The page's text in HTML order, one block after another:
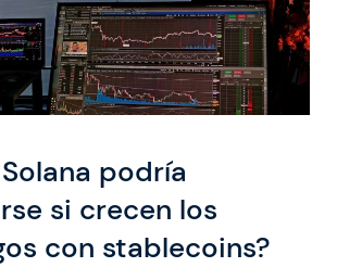
podría
si crecen los
con stablecoins?